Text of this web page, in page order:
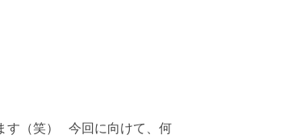
す（笑） 今回に向けて、何